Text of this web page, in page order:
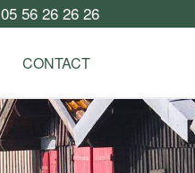
05 56 26 26 26
CONTACT